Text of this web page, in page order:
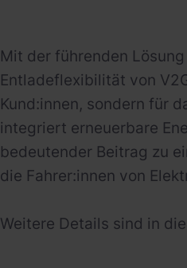
Mit der führenden
Entladeflexibilität von
Kund:innen, sondern für
integriert erneuerbare
bedeutender Beitrag zu
die Fahrer:innen von
Weitere Details sind in